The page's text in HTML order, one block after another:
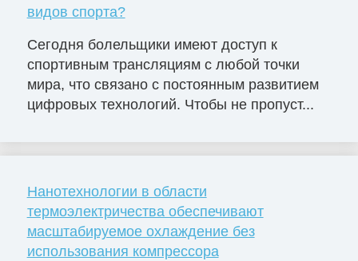
видов спорта?
Сегодня болельщики имеют доступ к
спортивным трансляциям с любой точки
мира, что связано с постоянным развитием
цифровых технологий. Чтобы не пропуст...
Нанотехнологии в области
термоэлектричества обеспечивают
масштабируемое охлаждение без
использования компрессора